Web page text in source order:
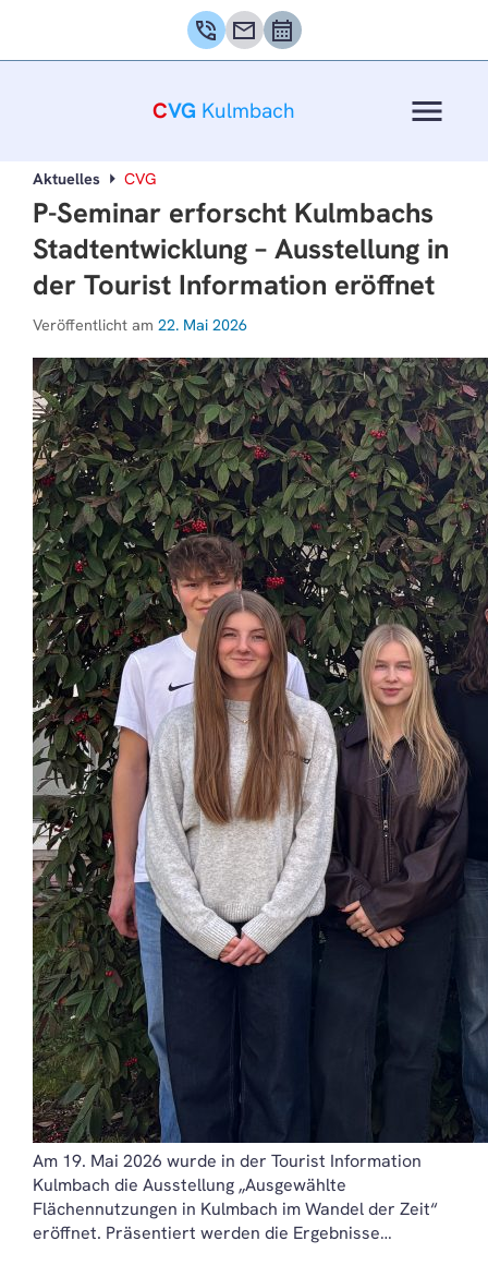
phone_in_talk mail calendar_month
CVG Kulmbach menu
Aktuelles CVG
P-Seminar erforscht Kulmbachs
Stadtentwicklung – Ausstellung in
der Tourist Information eröffnet
Veröffentlicht am 22. Mai 2026
Am 19. Mai 2026 wurde in der Tourist Information
Kulmbach die Ausstellung „Ausgewählte
Flächennutzungen in Kulmbach im Wandel der Zeit“
eröffnet. Präsentiert werden die Ergebnisse…